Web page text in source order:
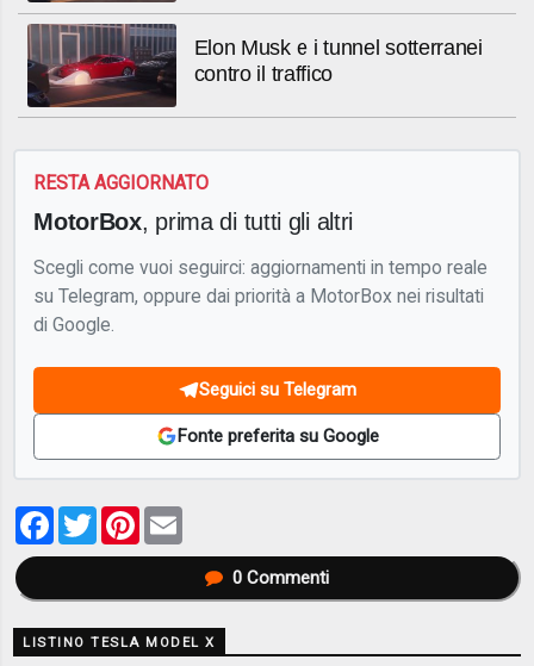
Elon Musk e i tunnel sotterranei
contro il traffico
RESTA AGGIORNATO
MotorBox, prima di tutti gli altri
Scegli come vuoi seguirci: aggiornamenti in tempo reale
su Telegram, oppure dai priorità a MotorBox nei risultati
di Google.
Seguici su Telegram
Fonte preferita su Google
Facebook
TwitterPinterest
0Commenti
LISTINO TESLA MODEL X